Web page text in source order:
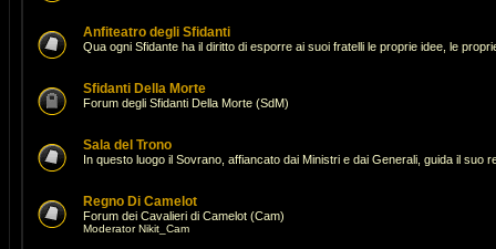
Anfiteatro degli Sfidanti
Qua ogni Sfidante ha il diritto di esporre ai suoi fratelli le proprie idee, le
Sfidanti Della Morte
Forum degli Sfidanti Della Morte (SdM)
Sala del Trono
In questo luogo il Sovrano, affiancato dai Ministri e dai Generali, guida il suo
Regno Di Camelot
Forum dei Cavalieri di Camelot (Cam)
ModeratorNikit_Cam